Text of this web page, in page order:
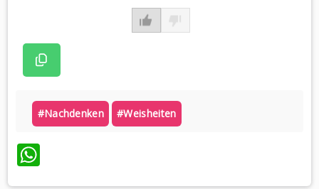
#nachdenken #weisheiten
WhatsApp